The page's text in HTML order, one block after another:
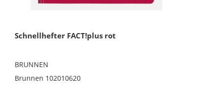
Schnellhefter FACT!plus rot
BRUNNEN
Brunnen 102010620